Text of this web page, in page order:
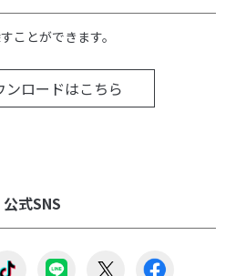
ことができます。
ンロードはこちら
公式SNS